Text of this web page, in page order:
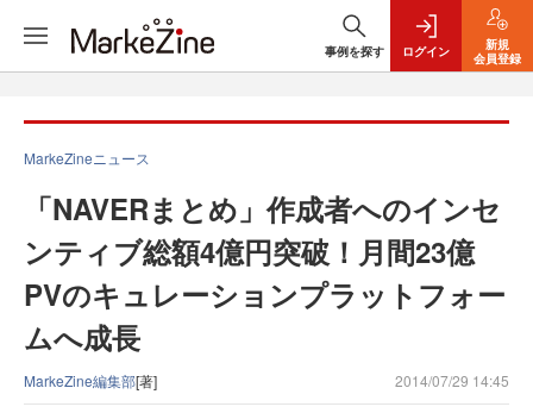
事例を探す ログイン
新規
会員登録
MarkeZineニュース
「NAVERまとめ」作成者へのインセ
ンティブ総額4億円突破！月間23億
PVのキュレーションプラットフォー
ムへ成長
MarkeZine編集部[著] 2014/07/29 14:45